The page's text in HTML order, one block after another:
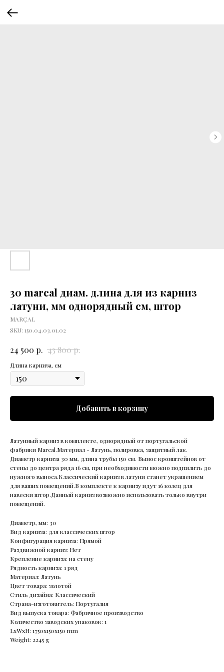
30 marcal диам. длина для из карниз
латуни, мм однорядный см, штор
MARÇAL
SKU: 150.04.03.01.02
24 500 р. 43 800р.
Длина карниза, см
Добавить в корзину
Латунный карниз в комплекте, однорядный от португальской
фабрики Marcal.Материал - Латунь, полировка, защитный лак.
Диаметр карниза 30 мм, длина трубы 150 см. Вынос кронштейнов от
стены до центра ряда 16 см, при необходимости можно подпилить до
нужного выноса.Классический карниз в латуни станет украшением
для ваших помещений.В комплекте к карнизу идут 16 колец для
навески штор.Данный карниз возможно использовать только внутри
помещений.
Диаметр, мм: 30
Вид карниза: для классических штор
Конфигурация карниза: Прямой
Раздвижной карниз: Нет
Крепление карниза: на стену
Рядность карниза: 1 ряд
Материал: Латунь
Цвет товара: золотой
Стиль дизайна: Классический
Страна-изготовитель: Португалия
Вид выпуска товара: Фабричное производство
Количество заводских упаковок: 1
LxWxH: 1750x150x150 mm
Weight: 2245 g